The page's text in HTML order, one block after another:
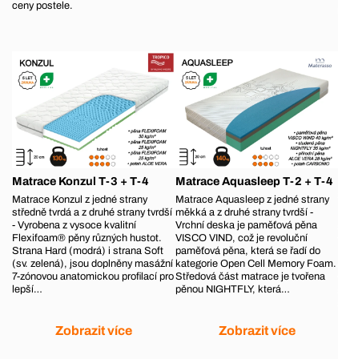
ceny postele.
Matrace Konzul T-3 + T-4
Matrace Konzul z jedné strany
středně tvrdá a z druhé strany tvrdší
- Vyrobena z vysoce kvalitní
Flexifoam® pěny různých hustot.
Strana Hard (modrá) i strana Soft
(sv. zelená), jsou doplněny masážní
7-zónovou anatomickou profilací pro
lepší…
Zobrazit více
Matrace Aquasleep T-2 + T-4
Matrace Aquasleep z jedné strany
měkká a z druhé strany tvrdší -
Vrchní deska je paměťová pěna
VISCO VIND, což je revoluční
paměťová pěna, která se řadí do
kategorie Open Cell Memory Foam.
Středová část matrace je tvořena
pěnou NIGHTFLY, která…
Zobrazit více